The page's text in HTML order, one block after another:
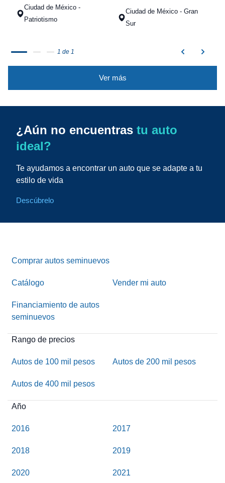
Ciudad de México -
Patriotismo
Ciudad de México - Gran
Sur
1 de 1
Ver más
¿Aún no encuentras tu auto
ideal?
Te ayudamos a encontrar un auto que se adapte a tu
estilo de vida
Descúbrelo
Comprar autos seminuevos
Catálogo Vender mi auto
Financiamiento de autos
seminuevos
Rango de precios
Autos de 100 mil pesos Autos de 200 mil pesos
Autos de 400 mil pesos
Año
2016 2017
2018 2019
2020 2021